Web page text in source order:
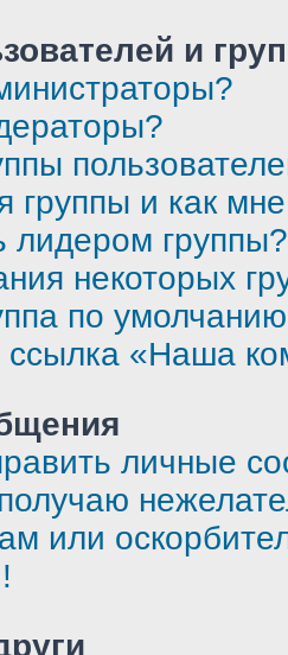
и
группы и как
лидером группы?
некоторых
по
ссылка «Наша
личные
или